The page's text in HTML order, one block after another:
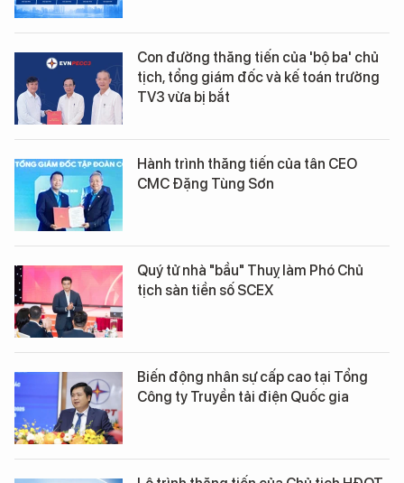
Con đường thăng tiến của 'bộ ba' chủ
tịch, tổng giám đốc và kế toán trưởng
TV3 vừa bị bắt
Hành trình thăng tiến của tân CEO
CMC Đặng Tùng Sơn
Quý tử nhà "bầu" Thuỵ làm Phó Chủ
tịch sàn tiền số SCEX
Biến động nhân sự cấp cao tại Tổng
Công ty Truyền tải điện Quốc gia